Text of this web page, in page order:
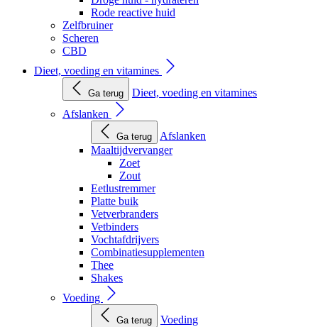
Rode reactive huid
Zelfbruiner
Scheren
CBD
Dieet, voeding en vitamines
Ga terug
Dieet, voeding en vitamines
Afslanken
Ga terug
Afslanken
Maaltijdvervanger
Zoet
Zout
Eetlustremmer
Platte buik
Vetverbranders
Vetbinders
Vochtafdrijvers
Combinatiesupplementen
Thee
Shakes
Voeding
Ga terug
Voeding